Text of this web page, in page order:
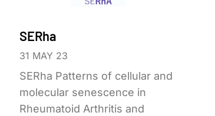
SERha
31 MAY 23
SERha Patterns of cellular and
molecular senescence in
Rheumatoid Arthritis and